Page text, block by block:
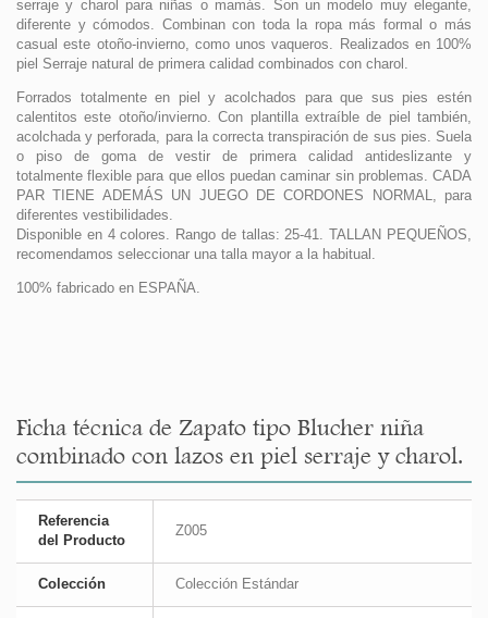
serraje y charol para niñas o mamás. Son un modelo muy elegante,
diferente y cómodos. Combinan con toda la ropa más formal o más
casual este otoño-invierno, como unos vaqueros. Realizados en 100%
piel Serraje natural de primera calidad combinados con charol.
Forrados totalmente en piel y acolchados para que sus pies estén
calentitos este otoño/invierno. Con plantilla extraíble de piel también,
acolchada y perforada, para la correcta transpiración de sus pies. Suela
o piso de goma de vestir de primera calidad antideslizante y
totalmente flexible para que ellos puedan caminar sin problemas. CADA
PAR TIENE ADEMÁS UN JUEGO DE CORDONES NORMAL, para
diferentes vestibilidades.
Disponible en 4 colores. Rango de tallas: 25-41. TALLAN PEQUEÑOS,
recomendamos seleccionar una talla mayor a la habitual.
100% fabricado en ESPAÑA.
Ficha técnica de Zapato tipo Blucher niña
combinado con lazos en piel serraje y charol.
Referencia
del Producto
Z005
Colección Colección Estándar